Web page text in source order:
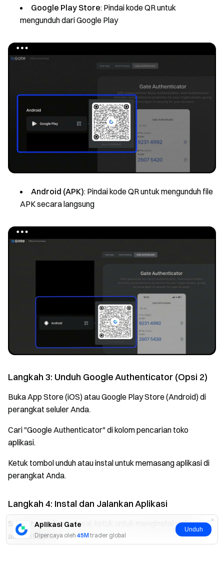
Aplikasi Gate
Dipercaya oleh 45M trader global
Unduh
Google Play Store: Pindai kode QR untuk
mengunduh dari Google Play
Android (APK): Pindai kode QR untuk mengunduh file
APK secara langsung
Langkah 3: Unduh Google Authenticator (Opsi 2)
Buka App Store (iOS) atau Google Play Store (Android) di
perangkat seluler Anda.
Cari "Google Authenticator" di kolom pencarian toko
aplikasi.
Ketuk tombol unduh atau instal untuk memasang aplikasi di
perangkat Anda.
Langkah 4: Instal dan Jalankan Aplikasi
Setelah unduhan selesai, ketuk untuk menginstal aplikasi
authenticator.